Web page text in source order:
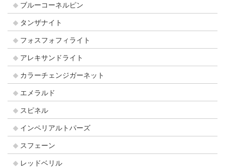
ブルーコーネルピン
タンザナイト
フォスフォフィライト
アレキサンドライト
カラーチェンジガーネット
エメラルド
スピネル
インペリアルトパーズ
スフェーン
レッドベリル